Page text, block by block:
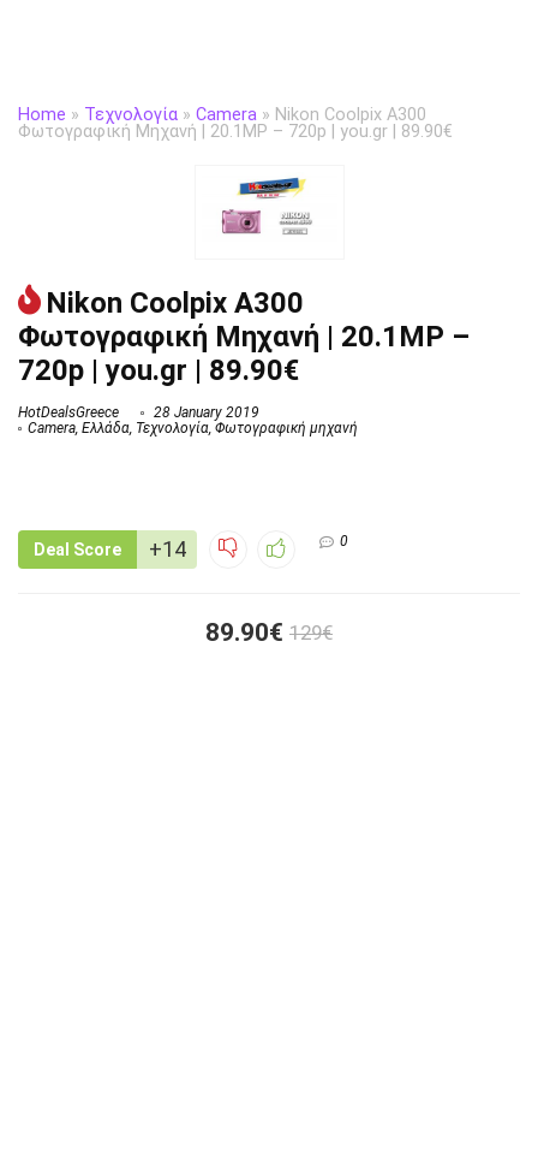
Home » Τεχνολογία » Camera » Nikon Coolpix A300
Φωτογραφική Μηχανή | 20.1MP – 720p | you.gr | 89.90€
Nikon Coolpix A300
Φωτογραφική Μηχανή | 20.1MP –
720p | you.gr | 89.90€
HotDealsGreece
28 January 2019
Camera, Ελλάδα, Τεχνολογία, Φωτογραφική μηχανή
Deal Score +14 0
89.90€ 129€